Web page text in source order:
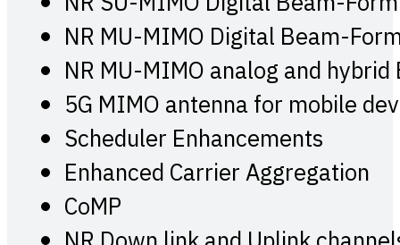
NR MU-MIMO Digital Beam-
NR MU-MIMO analog and
5G MIMO antenna for mobile
Scheduler Enhancements
Enhanced Carrier Aggregation
CoMP